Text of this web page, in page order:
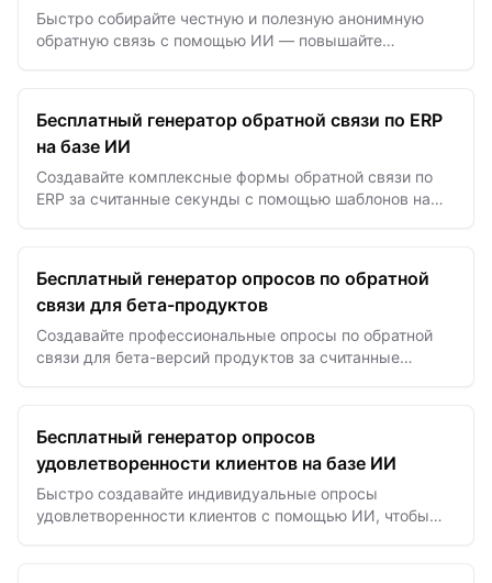
Быстро собирайте честную и полезную анонимную
обратную связь с помощью ИИ — повышайте
Бесплатный генератор обратной связи по ERP
на базе ИИ
Создавайте комплексные формы обратной связи по
ERP за считанные секунды с помощью шаблонов на
Бесплатный генератор опросов по обратной
связи для бета-продуктов
Создавайте профессиональные опросы по обратной
связи для бета-версий продуктов за считанные
Бесплатный генератор опросов
удовлетворенности клиентов на базе ИИ
Быстро создавайте индивидуальные опросы
удовлетворенности клиентов с помощью ИИ, чтобы